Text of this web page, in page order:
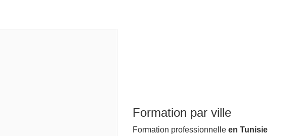
Formation par ville
Formation professionnelle en Tunisie